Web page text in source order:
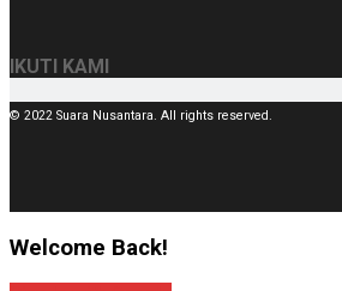
IKUTI KAMI
© 2022 Suara Nusantara. All rights reserved.
Welcome Back!